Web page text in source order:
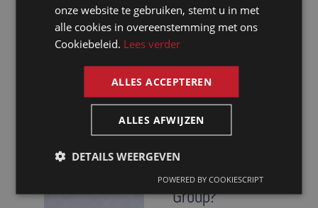
Waarom kiezen
voor een tolk
in Pau via The
Presence
Group?
FRENCH
onze website te gebruiken, stemt u in met
alle cookies in overeenstemming met ons
Cookiebeleid. Lees verder
ALLES ACCEPTEREN
ALLES AFWIJZEN
DETAILS WEERGEVEN
POWERED BY COOKIESCRIPT